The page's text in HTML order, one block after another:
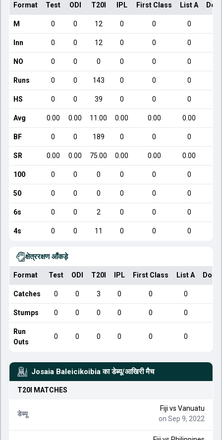
Format Test ODI T20I IPL First Class List A
M 0 0 12 0 0 0
Inn 0 0 12 0 0 0
NO 0 0 0 0 0 0
Runs 0 0 143 0 0 0
HS 0 0 39 0 0 0
Avg 0.00 0.00 11.00 0.00 0.00 0.00
BF 0 0 189 0 0 0
SR 0.00 0.00 75.00 0.00 0.00 0.00
100 0 0 0 0 0 0
50 0 0 0 0 0 0
6s 0 0 2 0 0 0
4s 0 0 11 0 0 0
क्षेत्ररक्षण आँकड़े
Format Test ODI T20I IPL First Class List A
Catches 0 0 3 0 0 0
Stumps 0 0 0 0 0 0
Run
Outs
0 0 0 0 0 0
Josaia Baleicikoibia का डेब्यू/आखिरी मैच
T20I MATCHES
डेब्यू
Fiji vs Vanuatu
on Sep 9, 2022